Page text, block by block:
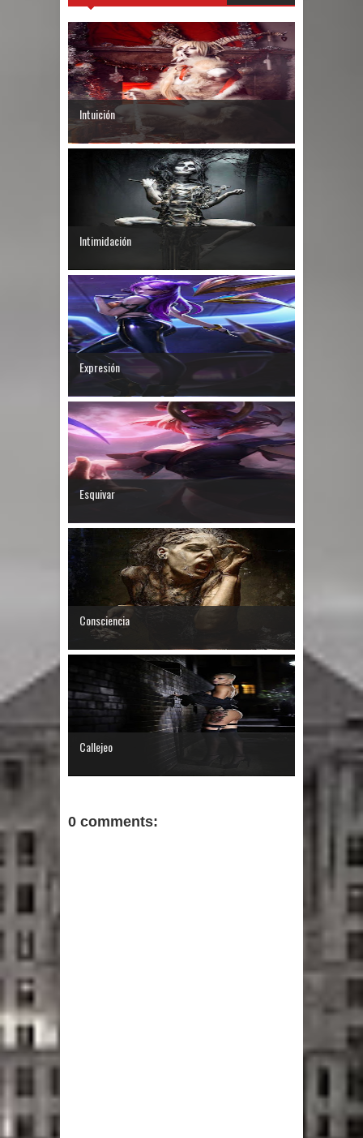
Intuición
Intimidación
Expresión
Esquivar
Consciencia
Callejeo
0 comments: